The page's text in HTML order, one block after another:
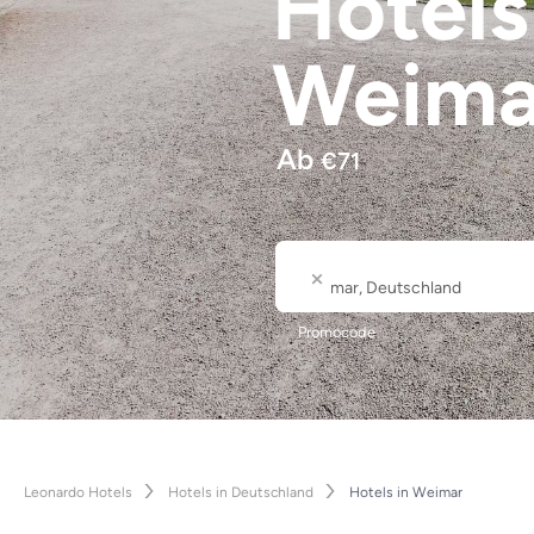
Ab€71
Stadt- oder Hotelname
Promocode
Leonardo Hotels Hotels in Deutschland Hotels in Weimar